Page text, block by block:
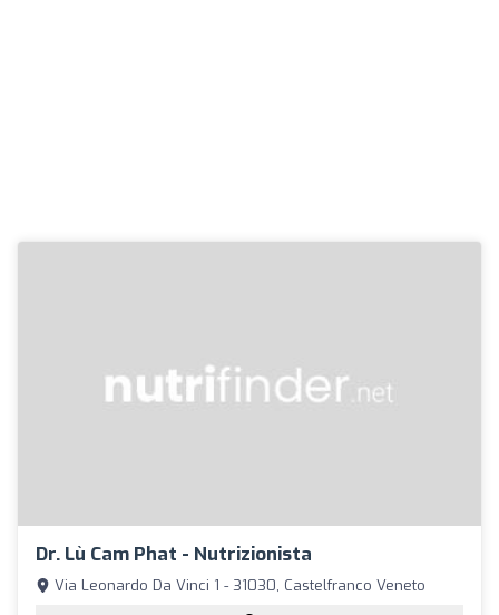
Dr. Lù Cam Phat - Nutrizionista
Via Leonardo Da Vinci 1 - 31030, Castelfranco Veneto